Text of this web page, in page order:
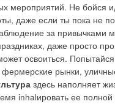
мероприятий. Не бойся
даже если ты пока не
за привычками
даже просто
освоиться.
рынки,
здесь наполняет
inhalировать ее полной